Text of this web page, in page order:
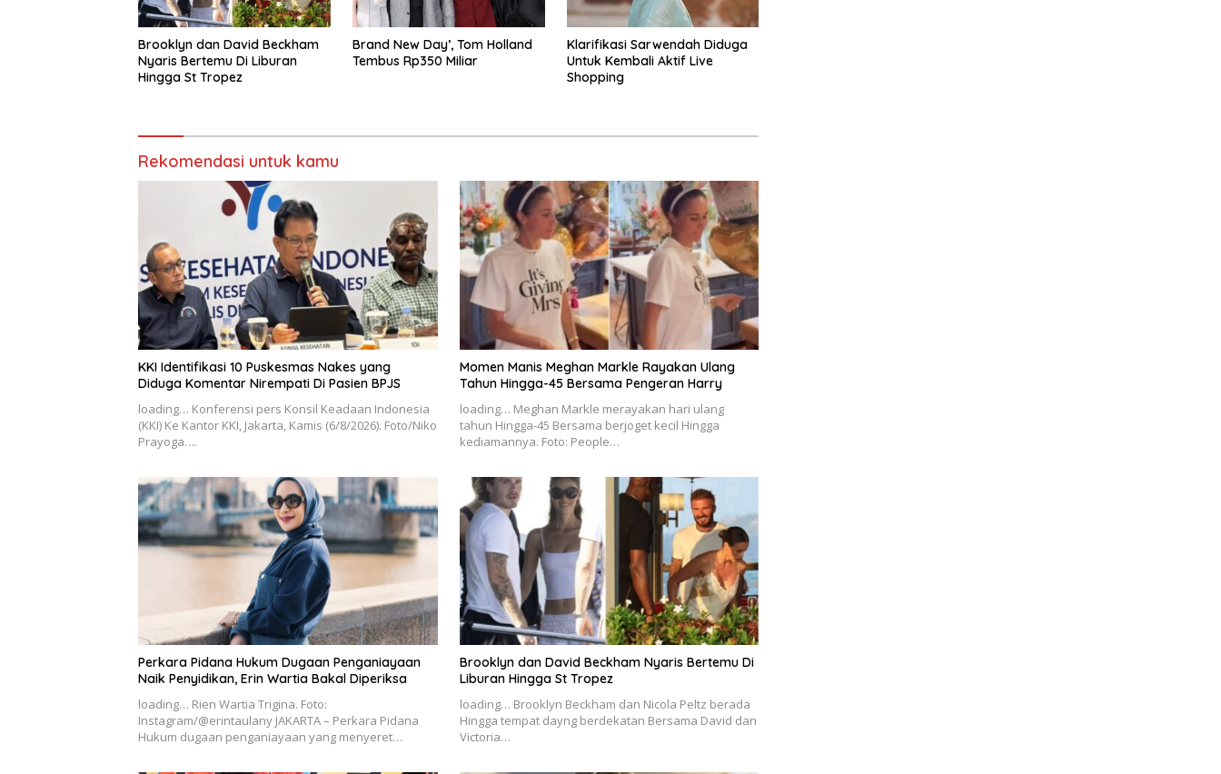
Brooklyn dan David Beckham
Nyaris Bertemu Di Liburan
Hingga St Tropez
Brand New Day’, Tom Holland
Tembus Rp350 Miliar
Klarifikasi Sarwendah Diduga
Untuk Kembali Aktif Live
Shopping
Rekomendasi untuk kamu
KKI Identifikasi 10 Puskesmas Nakes yang
Diduga Komentar Nirempati Di Pasien BPJS
loading… Konferensi pers Konsil Keadaan Indonesia
(KKI) Ke Kantor KKI, Jakarta, Kamis (6/8/2026). Foto/Niko
Prayoga….
Momen Manis Meghan Markle Rayakan Ulang
Tahun Hingga-45 Bersama Pengeran Harry
loading… Meghan Markle merayakan hari ulang
tahun Hingga-45 Bersama berjoget kecil Hingga
kediamannya. Foto: People…
Perkara Pidana Hukum Dugaan Penganiayaan
Naik Penyidikan, Erin Wartia Bakal Diperiksa
loading… Rien Wartia Trigina. Foto:
Instagram/@erintaulany JAKARTA – Perkara Pidana
Hukum dugaan penganiayaan yang menyeret…
Brooklyn dan David Beckham Nyaris Bertemu Di
Liburan Hingga St Tropez
loading… Brooklyn Beckham dan Nicola Peltz berada
Hingga tempat dayng berdekatan Bersama David dan
Victoria…